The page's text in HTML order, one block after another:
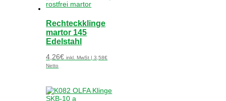
Rechteckklinge
martor 145
Edelstahl
4,26€ inkl. MwSt |3,58€
Netto